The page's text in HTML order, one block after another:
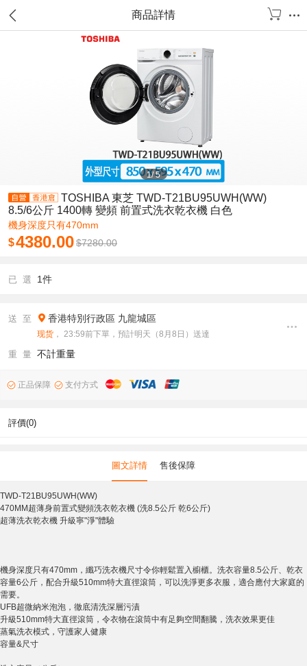
商品詳情
1/5
TOSHIBA 東芝 TWD-T21BU95UWH(WW)
8.5/6公斤 1400轉 變頻 前置式洗衣乾衣機 白色
機身深度只有470mm
$4380.00$7280.00
已 選 1件
送 至 香港特別行政區 九龍城區
现货 ， 23:59前下單，預計明天（8月8日）送達
重 量 不計重量
正品保障 支付方式
評價(0)
圖文詳情 售後保障
TWD-T21BU95UWH(WW)
470MM超薄身前置式變頻洗衣乾衣機 (洗8.5公斤 乾6公斤)
超薄洗衣乾衣機 升級寧"淨"體驗
機身深度只有470mm，纖巧洗衣機尺寸令你輕鬆置入櫥櫃。洗衣容量8.5公斤、乾衣
容量6公斤，配合升級510mm特大直徑滾筒，可以洗淨更多衣服，適合應付大家庭的
需要。
UFB超微納米泡泡，徹底清洗深層污漬
升級510mm特大直徑滾筒，令衣物在滾筒中有足夠空間翻騰，洗衣效果更佳
蒸氣洗衣模式，守護家人健康
容量&尺寸